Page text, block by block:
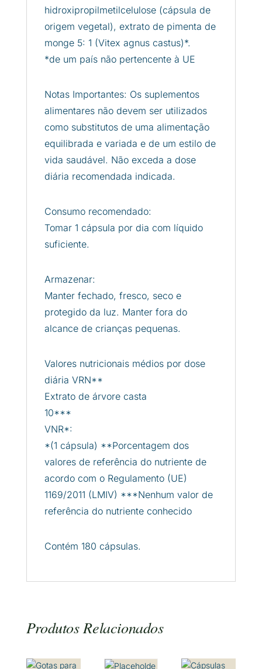
hidroxipropilmetilcelulose (cápsula de
origem vegetal), extrato de pimenta de
monge 5: 1 (Vitex agnus castus)*.
*de um país não pertencente à UE
Notas Importantes: Os suplementos
alimentares não devem ser utilizados
como substitutos de uma alimentação
equilibrada e variada e de um estilo de
vida saudável. Não exceda a dose
diária recomendada indicada.
Consumo recomendado:
Tomar 1 cápsula por dia com líquido
suficiente.
Armazenar:
Manter fechado, fresco, seco e
protegido da luz. Manter fora do
alcance de crianças pequenas.
Valores nutricionais médios por dose
diária VRN**
Extrato de árvore casta
10***
VNR*:
*(1 cápsula) **Porcentagem dos
valores de referência do nutriente de
acordo com o Regulamento (UE)
1169/2011 (LMIV) ***Nenhum valor de
referência do nutriente conhecido
Contém 180 cápsulas.
Produtos Relacionados